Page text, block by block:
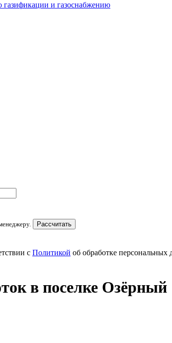
газификации и газоснабжению
Рассчитать
с Политикой об обработке персональных
в поселке Озёрный